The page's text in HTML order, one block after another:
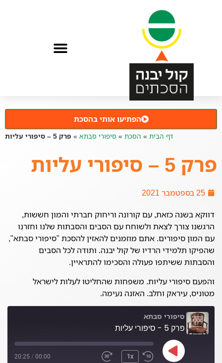
הפתיעו אותי בהסכת
דף הבית » הסכת » סיפורי סבתא » פרק 5 – סיפורי עליות
פרק 5 – סיפורי עליות
25 בספטמבר 2021
דווקא בשנה כזאת, עם קורונה וריחוק חברתי והמון חששות,
הרגשנו צורך לצאת ולשוחח עם הסבים והסבתות שלנו וחזרנו
עם המון סיפורים. אתם מוזמנים להאזין להסכת "סיפורי סבתא",
שהפיקו תלמידי הרדיו של קול יבנה. ותודה לכל הסבים
והסבתות ששיתפו פעולה והסכימו להתראיין.
והפעם סיפורי עליות. משפחות שהחליטו לעלות לישראל
מטוניס, עיראק וחלב. האזנה נעימה.
סיפורי סבתא
פרק 5 - סיפורי עליות
1x
00:00
/
20:25